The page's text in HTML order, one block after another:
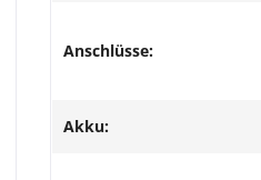
Anschlüsse:
Akku: